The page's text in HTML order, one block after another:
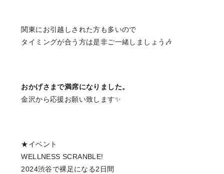
We look forward to your reservation.
関東にお引越しされた方も多いので
タイミングが合う方は是非ご一緒しましょう🎶
おかげさまで満席になりました。
金沢から応援お願い致します✨
★イベント
WELLNESS SCRANBLE!
2024渋谷で裸足になる2日間